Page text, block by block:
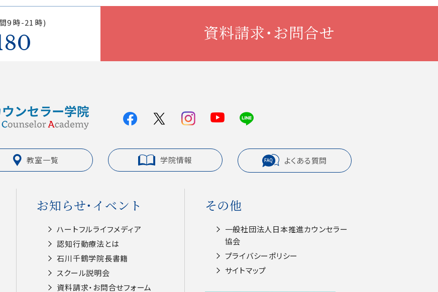
9 時-21 時)
資料請求・お問合せ
教室一覧 学院情報 よくある質問
お知らせ・イベント
ハートフルライフメディア
認知⾏動療法とは
⽯川千鶴学院⻑書籍
スクール説明会
資料請求・お問合せフォーム
その他
一般社団法人⽇本推進カウンセラー
協会
プライバシーポリシー
サイトマップ